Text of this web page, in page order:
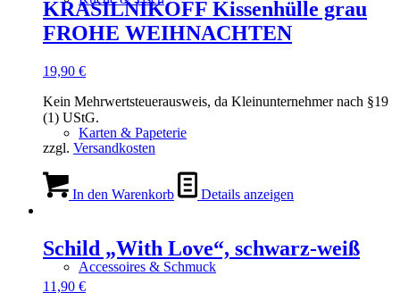
Karten & Papeterie
Accessoires & Schmuck
KRASILNIKOFF Kissenhülle grau
FROHE WEIHNACHTEN
19,90 €
Kein Mehrwertsteuerausweis, da Kleinunternehmer nach §19
(1) UStG.
zzgl. Versandkosten
In den Warenkorb Details anzeigen
Schild „With Love“, schwarz-weiß
11,90 €